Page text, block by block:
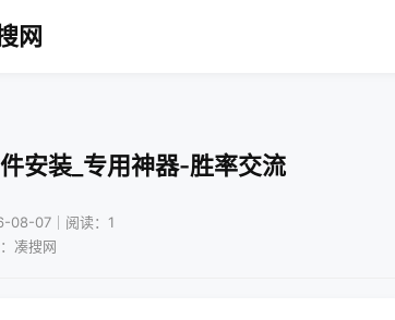
网
安装_专用神器-胜率交流
08-07｜阅读：1
凑搜网